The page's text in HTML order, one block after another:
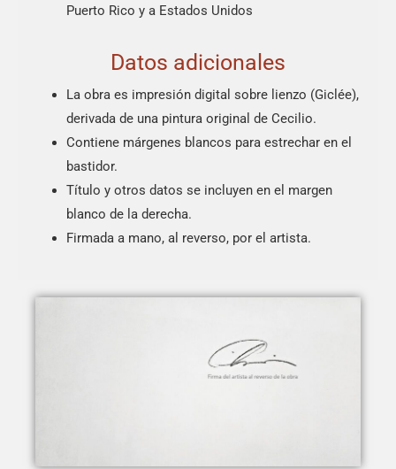
Puerto Rico y a Estados Unidos
Datos adicionales
La obra es impresión digital sobre lienzo (Giclée),
derivada de una pintura original de Cecilio.
Contiene márgenes blancos para estrechar en el
bastidor.
Título y otros datos se incluyen en el margen
blanco de la derecha.
Firmada a mano, al reverso, por el artista.